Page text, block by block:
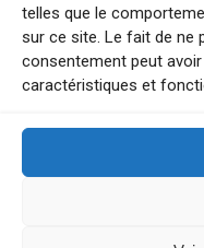
telles que le
sur ce site. Le fait de ne
consentement peut
caractéristiques et
EVENT
Tourisme week-end : envie
Explorez nos bonnes
Contact